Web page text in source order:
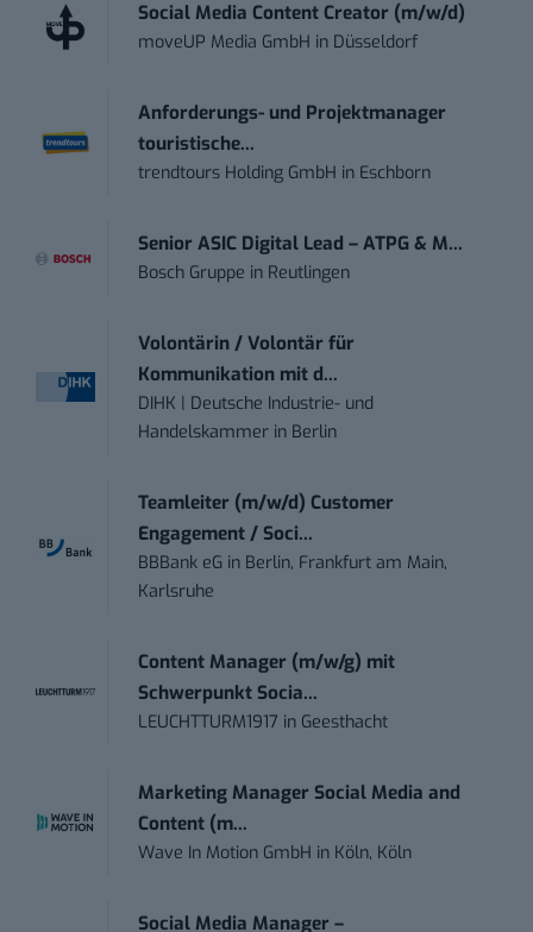
Social Media Content Creator (m/w/d)
moveUP Media GmbH in Düsseldorf
Anforderungs- und Projektmanager
touristische...
trendtours Holding GmbH in Eschborn
Senior ASIC Digital Lead – ATPG & M...
Bosch Gruppe in Reutlingen
Volontärin / Volontär für
Kommunikation mit d...
DIHK | Deutsche Industrie- und
Handelskammer in Berlin
Teamleiter (m/w/d) Customer
Engagement / Soci...
BBBank eG in Berlin, Frankfurt am Main,
Karlsruhe
Content Manager (m/w/g) mit
Schwerpunkt Socia...
LEUCHTTURM1917 in Geesthacht
Marketing Manager Social Media and
Content (m...
Wave In Motion GmbH in Köln, Köln
Social Media Manager –